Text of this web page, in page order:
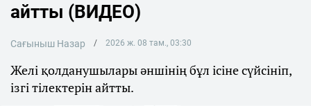
айтты (ВИДЕО)
Сағыныш Назар 2026 ж. 08 там., 03:30
Желі қолданушылары әншінің бұл ісіне сүйсініп,
ізгі тілектерін айтты.